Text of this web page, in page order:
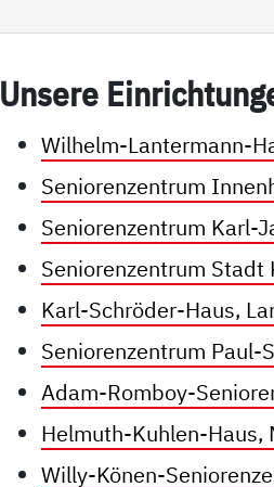
Un­se­re
Wilhelm-Lantermann-
Seniorenzentrum
Seniorenzentrum Karl-
Seniorenzentrum
Karl-Schröder-Haus,
Seniorenzentrum Paul-
Adam-Romboy-
Helmuth-Kuhlen-Haus,
Willy-Könen-